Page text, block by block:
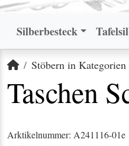
Silberbesteck
Startseite
Stöbern in Kategorien
Taschen
Arktikelnummer: A241116-01e